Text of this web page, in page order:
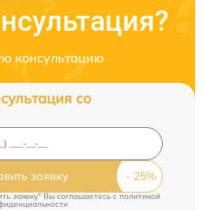
консультацию
со
заявку
заявку" Вы соглашаетесь cполитикой